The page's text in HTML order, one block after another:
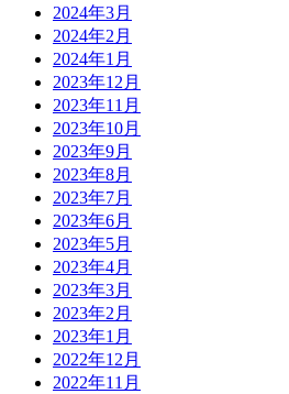
2024年3月
2024年2月
2024年1月
2023年12月
2023年11月
2023年10月
2023年9月
2023年8月
2023年7月
2023年6月
2023年5月
2023年4月
2023年3月
2023年2月
2023年1月
2022年12月
2022年11月